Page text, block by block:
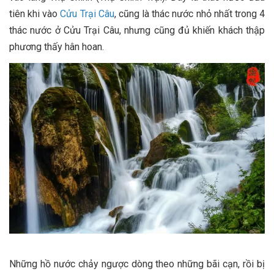
tiên khi vàoCửu Trại Câu, cũng là thác nước nhỏ nhất trong 4
thác nước ở Cửu Trại Câu, nhưng cũng đủ khiến khách thập
phương thấy hân hoan.
Những hồ nước chảy ngược dòng theo những bãi cạn, rồi bị